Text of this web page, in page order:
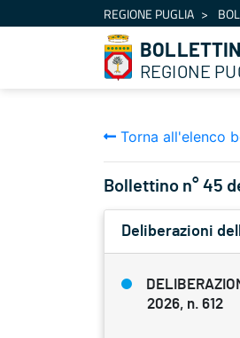
Salta al contenutoREGIONE PUGLIA
REGIONE
Torna all'elenco
Bollettino n° 45
Deliberazioni
2026, n. 612